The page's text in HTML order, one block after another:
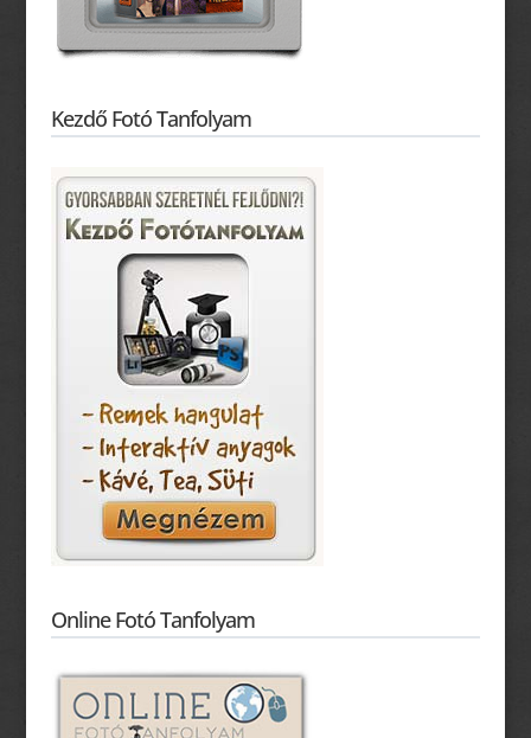
Kezdő Fotó Tanfolyam
Online Fotó Tanfolyam